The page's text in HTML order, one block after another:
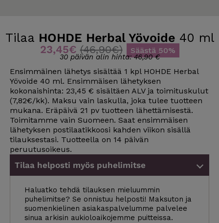
Tilaa HOHDE Herbal Yövoide40 ml
23,45€ (46,90€) Säästä 50%
30 päivän alin hinta: 46,90 €
Ensimmäinen lähetys sisältää 1 kpl HOHDE Herbal
Yövoide 40 ml. Ensimmäisen lähetyksen
kokonaishinta: 23,45 € sisältäen ALV ja toimituskulut
(7,82€/kk). Maksu vain laskulla, joka tulee tuotteen
mukana. Eräpäivä 21 pv tuotteen lähettämisestä.
Toimitamme vain Suomeen. Saat ensimmäisen
lähetyksen postilaatikkoosi kahden viikon sisällä
tilauksestasi. Tuotteella on 14 päivän
peruutusoikeus.
Tilaa helposti myös puhelimitse
Haluatko tehdä tilauksen mieluummin
puhelimitse? Se onnistuu helposti! Maksuton ja
suomenkielinen asiakaspalvelumme palvelee
sinua arkisin aukioloaikojemme puitteissa.